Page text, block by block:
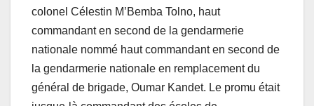
colonel Célestin M’Bemba Tolno, haut
commandant en second de la gendarmerie
nationale nommé haut commandant en second de
la gendarmerie nationale en remplacement du
général de brigade, Oumar Kandet. Le promu était